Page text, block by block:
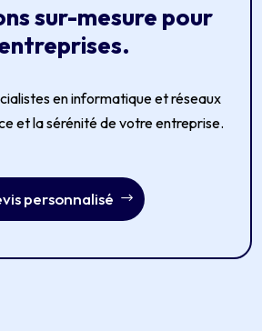
sur-mesure pour
en informatique et réseaux
et la sérénité de votre entreprise.
personnalisé